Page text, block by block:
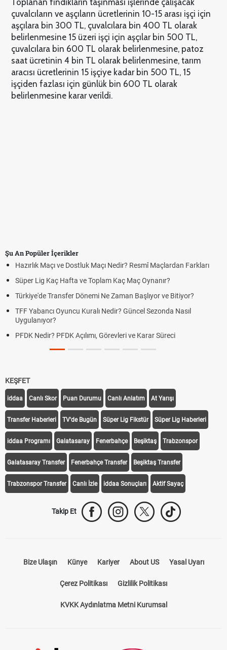
çuvalcıların ve aşçıların ücretlerinin 10-15 arası işçi için
aşçılara bin 300 TL, çuvalcılara bin 400 TL olarak
belirlenmesine 15 üzeri işçi için aşçılar bin 500 TL,
çuvalcılara bin 600 TL olarak belirlenmesine, patoz
saat ücretinin 4 bin TL olarak belirlenmesine, tarım
aracısı ücretlerinin 15 işçiye kadar bin 500 TL, 15
işçiden fazlası için günlük bin 600 TL olarak
belirlenmesine karar verildi.
Şu An Popüler İçerikler
Hazırlık Maçı ve Dostluk Maçı Nedir? Resmî Maçlardan Farkları
Süper Lig Kaç Hafta ve Toplam Kaç Maç Oynanır?
Türkiye'de Transfer Dönemi Ne Zaman Başlıyor ve Bitiyor?
TFF Yabancı Oyuncu Kuralı Nedir? Güncel Sezonda Nasıl
Uygulanıyor?
PFDK Nedir? PFDK Açılımı, Görevleri ve Karar Süreci
KEŞFET
iddaa Canlı Skor Puan Durumu Canlı Anlatım At Yarışı
Transfer Haberleri TV'de Bugün Süper Lig Fikstür Süper Lig Haberleri
iddaa Programı Galatasaray Fenerbahçe Beşiktaş Trabzonspor
Galatasaray Transfer Fenerbahçe Transfer Beşiktaş Transfer
Trabzonspor Transfer Canlı İzle iddaa Sonuçları Aktif Sayaç
Takip Et
Bize Ulaşın Künye Kariyer About US Yasal Uyarı
Çerez Politikası Gizlilik Politikası
KVKK Aydınlatma Metni Kurumsal